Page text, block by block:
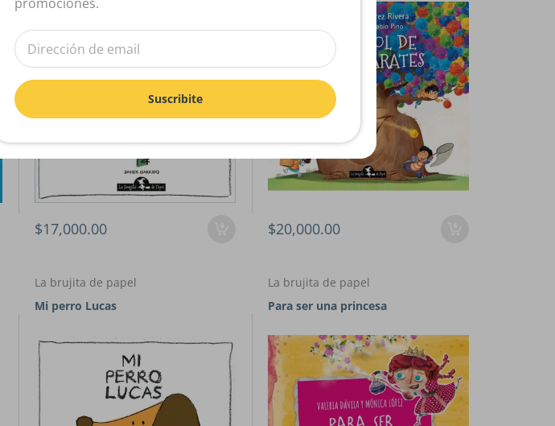
$17,000.00 $20,000.00
La brujita de papel
Mi perro Lucas
La brujita de papel
Para ser una princesa
Suscribite